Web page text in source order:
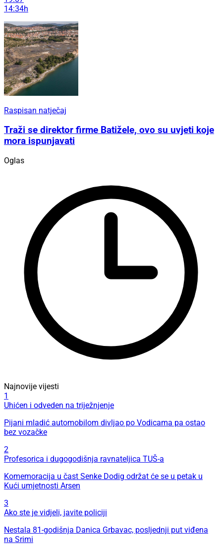
14:34h
Raspisan natječaj
Traži se direktor firme Batižele, ovo su uvjeti koje
mora ispunjavati
Oglas
Najnovije vijesti
1
Uhićen i odveden na triježnjenje
Pijani mladić automobilom divljao po Vodicama pa ostao
bez vozačke
2
Profesorica i dugogodišnja ravnateljica TUŠ-a
Komemoracija u čast Senke Dodig održat će se u petak u
Kući umjetnosti Arsen
3
Ako ste je vidjeli, javite policiji
Nestala 81-godišnja Danica Grbavac, posljednji put viđena
na Srimi